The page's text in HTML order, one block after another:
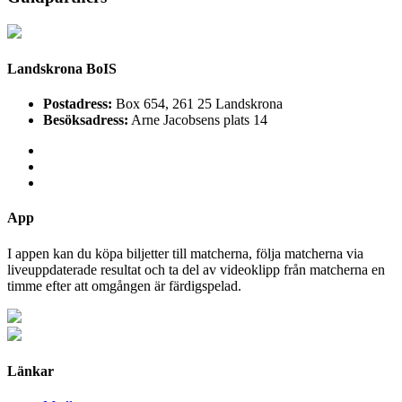
Landskrona BoIS
Postadress: Box 654, 261 25 Landskrona
Besöksadress: Arne Jacobsens plats 14
App
I appen kan du köpa biljetter till matcherna, följa matcherna via
liveuppdaterade resultat och ta del av videoklipp från matcherna en
timme efter att omgången är färdigspelad.
Länkar